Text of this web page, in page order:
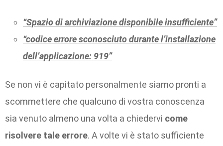
“Spazio di archiviazione disponibile insufficiente”
“codice errore sconosciuto durante l’installazione
dell’applicazione: 919”
Se non vi è capitato personalmente siamo pronti a
scommettere che qualcuno di vostra conoscenza
sia venuto almeno una volta a chiedervi come
risolvere tale errore. A volte vi è stato sufficiente